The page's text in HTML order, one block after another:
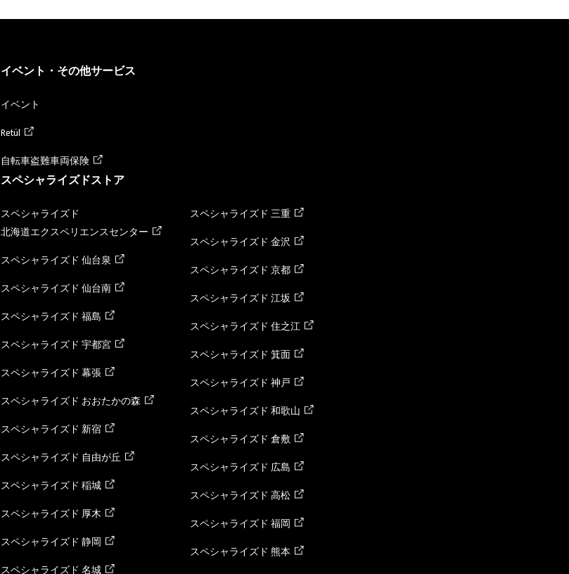
イベント・その他サービス
イベント
Retül
自転車盗難車両保険
スペシャライズドストア
スペシャライズド
北海道エクスペリエンスセンター
スペシャライズド 仙台泉
スペシャライズド 仙台南
スペシャライズド 福島
スペシャライズド 宇都宮
スペシャライズド 幕張
スペシャライズド おおたかの森
スペシャライズド 新宿
スペシャライズド 自由が丘
スペシャライズド 稲城
スペシャライズド 厚木
スペシャライズド 静岡
スペシャライズド 名城
スペシャライズド 三重
スペシャライズド 金沢
スペシャライズド 京都
スペシャライズド 江坂
スペシャライズド 住之江
スペシャライズド 箕面
スペシャライズド 神戸
スペシャライズド 和歌山
スペシャライズド 倉敷
スペシャライズド 広島
スペシャライズド 高松
スペシャライズド 福岡
スペシャライズド 熊本